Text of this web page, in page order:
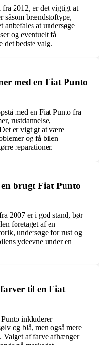
2012, er det vigtigt at
såsom brændstoftype,
anbefales at undersøge
og eventuelt få
det bedste valg.
med en Fiat Punto
med en Fiat Punto fra
rustdannelse,
er vigtigt at være
og få bilen
reparationer.
brugt Fiat Punto
2007 er i god stand, bør
foretaget af en
undersøge for rust og
ydeevne under en
til en Fiat
inkluderer
og blå, men også mere
Valget af farve afhænger